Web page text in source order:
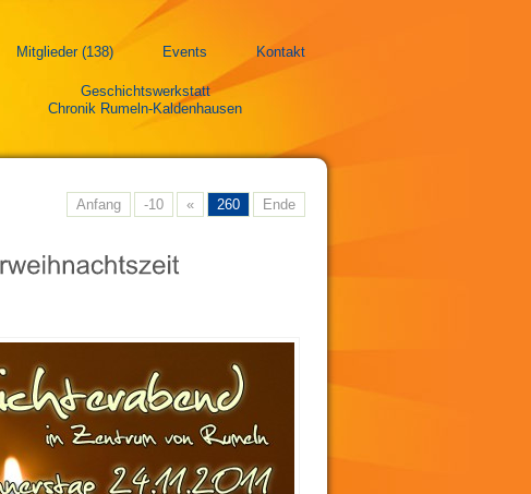
Mitglieder (138) Events Kontakt
Geschichtswerkstatt
Chronik Rumeln-Kaldenhausen
Anfang -10 « 260 Ende